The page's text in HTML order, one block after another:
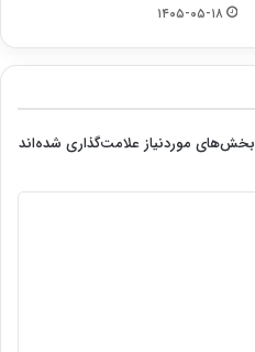
۱۴۰۵-۰۵-۱۸
بخش‌های موردنیاز علامت‌گذاری شده‌اند